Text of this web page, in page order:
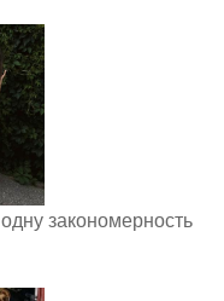
закономерность